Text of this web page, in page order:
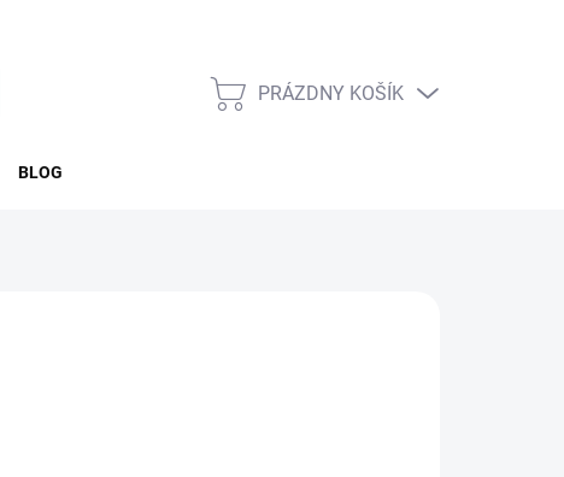
NÁKUPNÝ
PRÁZDNY KOŠÍK
BLOG